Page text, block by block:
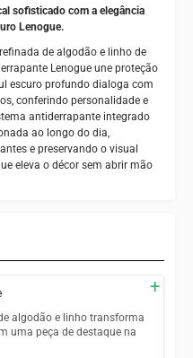
sofisticado com a elegância
Lenogue.
de algodão e linho de
Lenogue une proteção
escuro profundo dialoga com
conferindo personalidade e
antiderrapante integrado
ao longo do dia,
e preservando o visual
eleva o décor sem abrir mão
+
algodão e linho transforma
uma peça de destaque na